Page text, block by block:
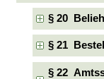
§ 20
§ 21
§ 22